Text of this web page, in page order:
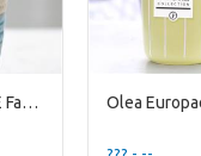
Olea Europaea in P&PURE Fashionpot Valerie